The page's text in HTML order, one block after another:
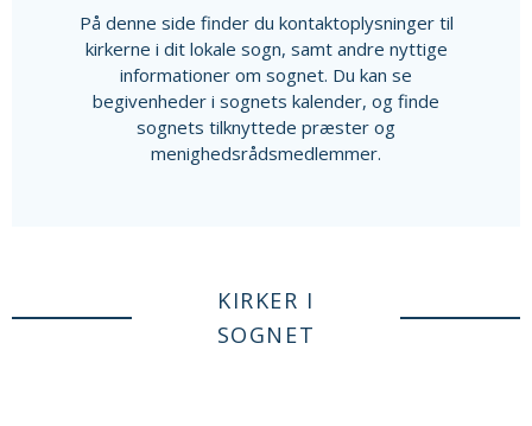
På denne side finder du kontaktoplysninger til
kirkerne i dit lokale sogn, samt andre nyttige
informationer om sognet. Du kan se
begivenheder i sognets kalender, og finde
sognets tilknyttede præster og
menighedsrådsmedlemmer.
KIRKER I
SOGNET